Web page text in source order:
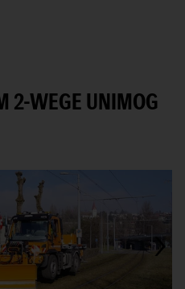
2-WEGE UNIMOG